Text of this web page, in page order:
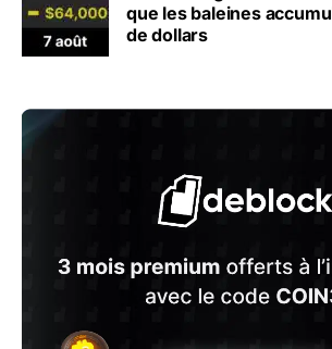
que les baleines
de dollars